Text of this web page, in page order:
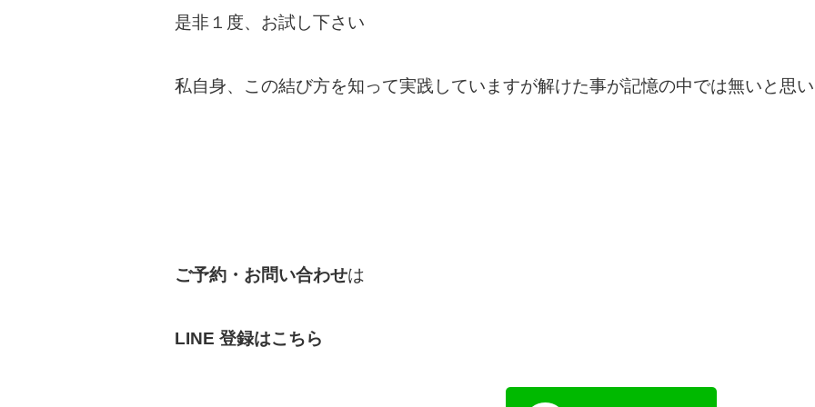
是非１度、お試し下さい
私自身、この結び方を知って実践していますが解けた事が記憶の中では無いと思
ご予約・お問い合わせは
LINE 登録はこちら